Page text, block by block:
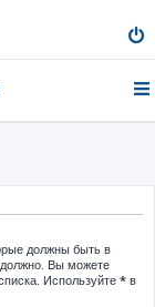
должны быть в
должно. Вы можете
Используйте * в